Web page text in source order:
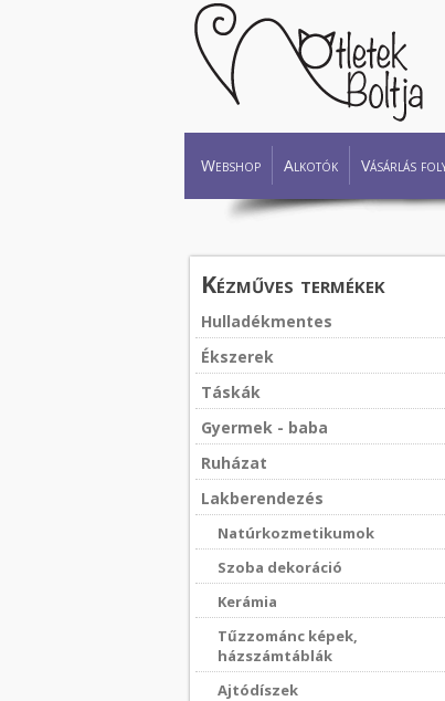
Webshop Alkotók Vásárlás
Kézműves termékek
Hulladékmentes
Ékszerek
Táskák
Gyermek - baba
Ruházat
Lakberendezés
Natúrkozmetikumok
Szoba dekoráció
Kerámia
Tűzzománc képek,
házszámtáblák
Ajtódíszek